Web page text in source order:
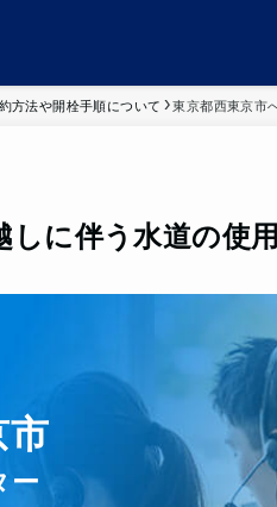
方法や開栓手順について 東京都西東京市
しに伴う水道の使
市
ー